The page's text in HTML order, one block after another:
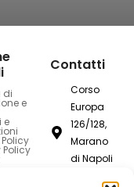
di
e
e
Policy
Contatti
Corso
Europa
126/128,
Marano
di Napoli